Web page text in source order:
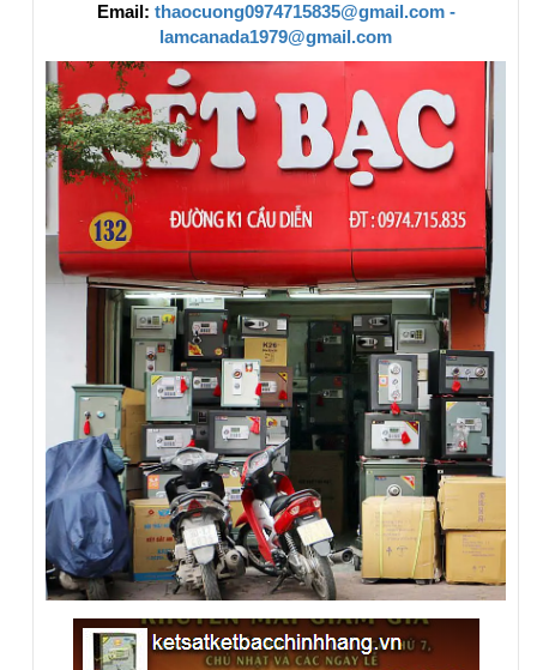
Email: thaocuong0974715835@gmail.com -
lamcanada1979@gmail.com